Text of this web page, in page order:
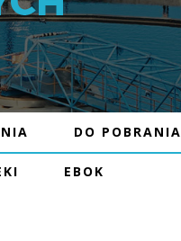
DO POBRANIA
EBOK